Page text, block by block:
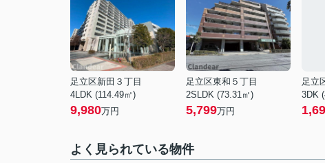
足立区新田３丁目
4LDK (114.49㎡)
9,980万円
足立区東和５丁目
2SLDK (73.31㎡)
5,799万円
足立
3DK
よく見られている物件